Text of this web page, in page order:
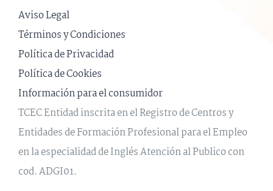
Aviso Legal
Términos y Condiciones
Política de Privacidad
Política de Cookies
Información para el consumidor
TCEC Entidad inscrita en el Registro de Centros y
Entidades de Formación Profesional para el Empleo
en la especialidad de Inglés Atención al Publico con
cod. ADGI01.